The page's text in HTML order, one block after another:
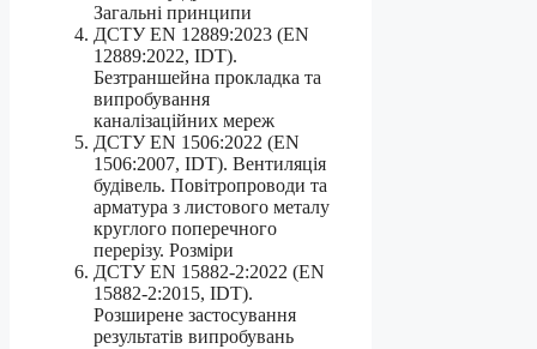
Загальні принципи
ДСТУ EN 12889:2023 (EN
12889:2022, IDT).
Безтраншейна прокладка та
випробування
каналізаційних мереж
ДСТУ EN 1506:2022 (EN
1506:2007, IDT). Вентиляція
будівель. Повітропроводи та
арматура з листового металу
круглого поперечного
перерізу. Розміри
ДСТУ EN 15882-2:2022 (EN
15882-2:2015, IDT).
Розширене застосування
результатів випробувань